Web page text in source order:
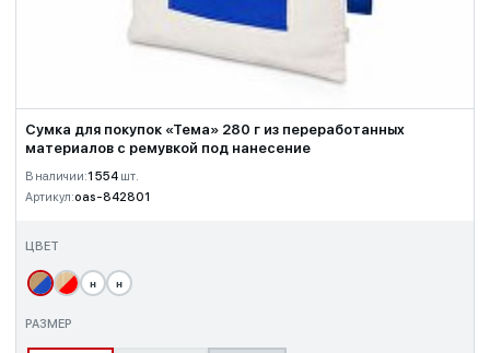
Сумка для покупок «Тема» 280 г из переработанных
материалов с ремувкой под нанесение
В наличии:1 554 шт.
Артикул:oas-842801
ЦВЕТ
н н
РАЗМЕР